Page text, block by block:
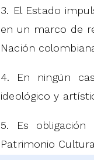
3. El Estado
en un marco de
Nación
4. En ningún
ideológico y
5. Es
Patrimonio